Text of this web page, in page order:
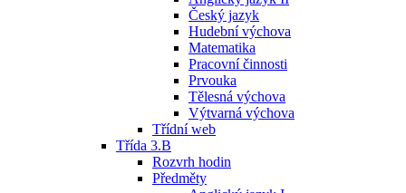
Český jazyk
Hudební výchova
Matematika
Pracovní činnosti
Prvouka
Tělesná výchova
Výtvarná výchova
Třídní web
Třída 3.B
Rozvrh hodin
Předměty